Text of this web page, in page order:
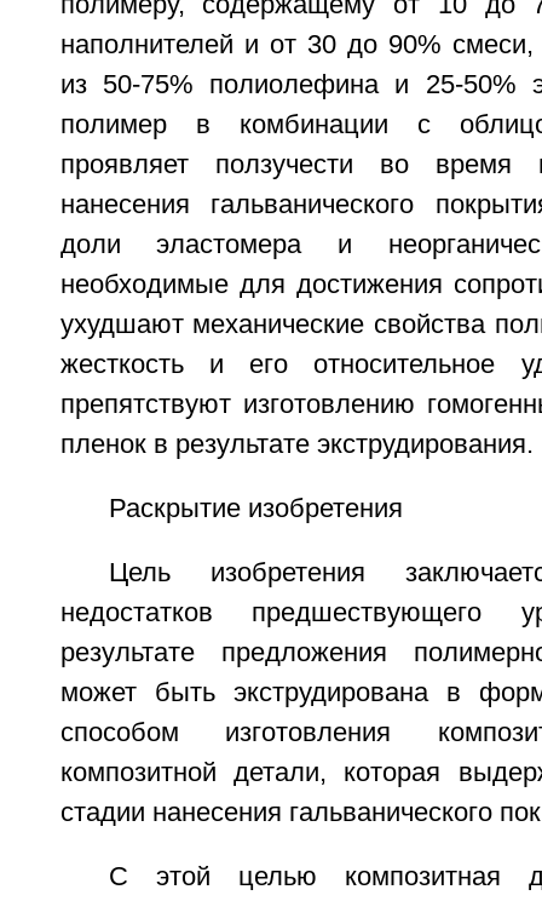
наполнителей и от 30 до 90% смеси,
из 50-75% полиолефина и 25-50%
полимер в комбинации с
проявляет ползучести во время
нанесения гальванического
доли эластомера и
необходимые для достижения
ухудшают механические свойства
жесткость и его относительное
препятствуют изготовлению
пленок в результате экструдирования.
Раскрытие изобретения
Цель изобретения
недостатков предшествующего
результате предложения
может быть экструдирована в
способом изготовления
композитной детали, которая
стадии нанесения гальванического
С этой целью композитная